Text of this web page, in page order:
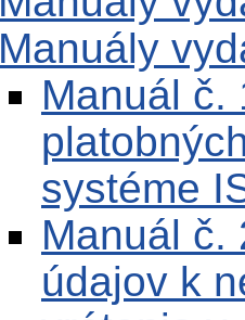
Manuály
Manuál č.
systéme
Manuál č.
údajov k